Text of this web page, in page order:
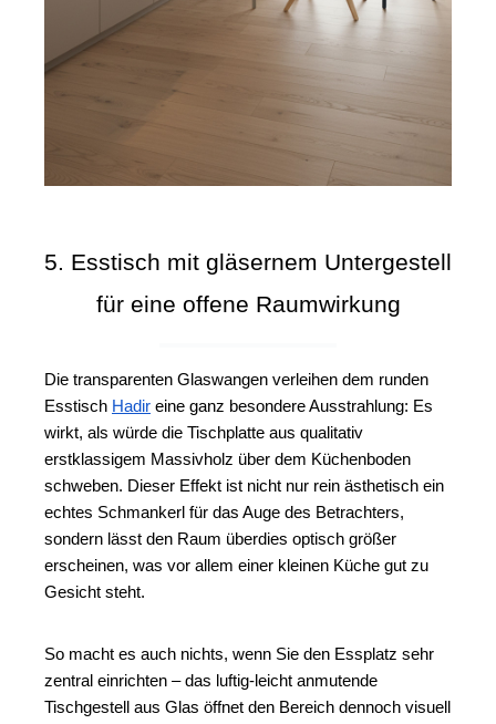
5. Esstisch mit gläsernem Untergestell
für eine offene Raumwirkung
Die transparenten Glaswangen verleihen dem runden
Esstisch Hadir eine ganz besondere Ausstrahlung: Es
wirkt, als würde die Tischplatte aus qualitativ
erstklassigem Massivholz über dem Küchenboden
schweben. Dieser Effekt ist nicht nur rein ästhetisch ein
echtes Schmankerl für das Auge des Betrachters,
sondern lässt den Raum überdies optisch größer
erscheinen, was vor allem einer kleinen Küche gut zu
Gesicht steht.
So macht es auch nichts, wenn Sie den Essplatz sehr
zentral einrichten – das luftig-leicht anmutende
Tischgestell aus Glas öffnet den Bereich dennoch visuell